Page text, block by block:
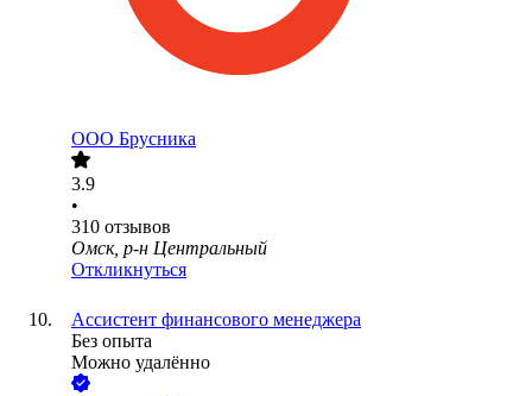
ООО Брусника
3.9
•
310 отзывов
Омск, р-н Центральный
Откликнуться
Ассистент финансового менеджера
Без опыта
Можно удалённо